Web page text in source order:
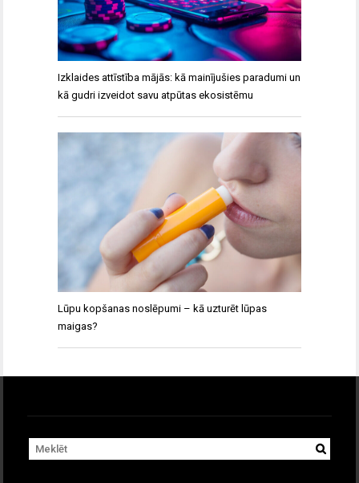
Izklaides attīstība mājās: kā mainījušies paradumi un
kā gudri izveidot savu atpūtas ekosistēmu
Lūpu kopšanas noslēpumi – kā uzturēt lūpas
maigas?